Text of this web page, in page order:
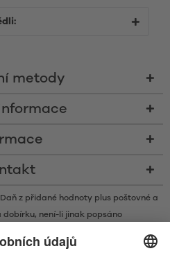
metody
z přidané hodnoty plus poštovné a
není-li jinak popsáno
společnosti Bluetooth SIG, Inc. a